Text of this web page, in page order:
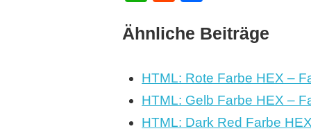
Ähnliche Beiträge
HTML: Rote Farbe HEX –
HTML: Gelb Farbe HEX –
HTML: Dark Red Farbe